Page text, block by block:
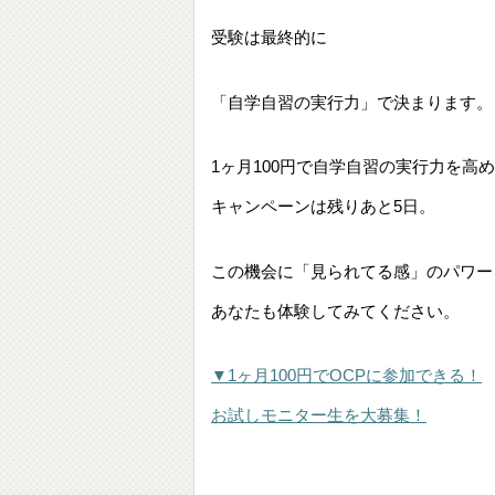
受験は最終的に
「自学自習の実行力」で決まります。
1ヶ月100円で自学自習の実行力を高
キャンペーンは残りあと5日。
この機会に「見られてる感」のパワ
あなたも体験してみてください。
▼1ヶ月100円でOCPに参加できる！
お試しモニター生を大募集！